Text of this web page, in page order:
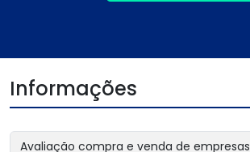
Informações
Avaliação compra e venda de empresas